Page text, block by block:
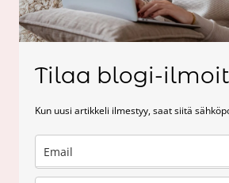
Tilaa blogi-
Kun uusi artikkeli ilmestyy, saat siitä